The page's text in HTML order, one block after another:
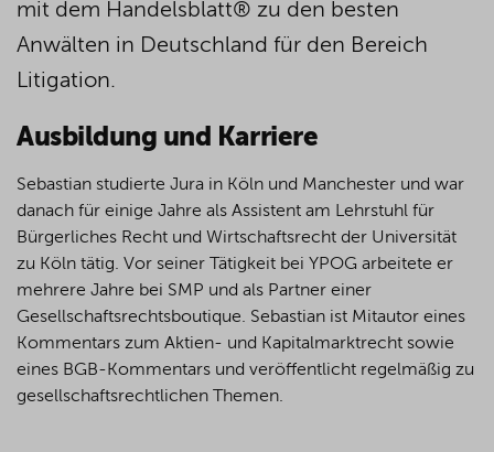
mit dem Handelsblatt® zu den besten
Anwälten in Deutschland für den Bereich
Litigation.
Ausbildung und Karriere
Sebastian studierte Jura in Köln und Manchester und war
danach für einige Jahre als Assistent am Lehrstuhl für
Bürgerliches Recht und Wirtschaftsrecht der Universität
zu Köln tätig. Vor seiner Tätigkeit bei YPOG arbeitete er
mehrere Jahre bei SMP und als Partner einer
Gesellschaftsrechtsboutique. Sebastian ist Mitautor eines
Kommentars zum Aktien- und Kapitalmarktrecht sowie
eines BGB-Kommentars und veröffentlicht regelmäßig zu
gesellschaftsrechtlichen Themen.